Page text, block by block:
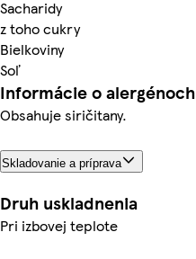
Sacharidy
z toho cukry
Bielkoviny
Soľ
Informácie o alergénoch
Obsahuje siričitany.
Skladovanie a príprava
Druh uskladnenia
Pri izbovej teplote